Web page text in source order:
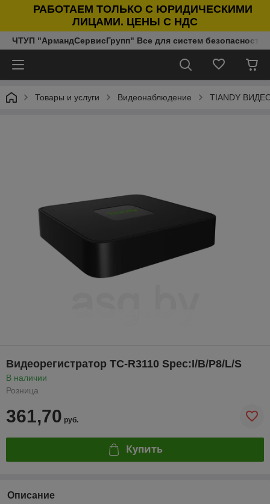
РАБОТАЕМ ТОЛЬКО С ЮРИДИЧЕСКИМИ
ЛИЦАМИ. ЦЕНЫ С НДС
ЧТУП "АрмандСервисГрупп" Все для систем безопасности
Товары и услуги Видеонаблюдение TIANDY
Видеорегистратор TC-R3110 Spec:I/B/P8/L/S
В наличии
Розница
361,70 руб.
Купить
Описание